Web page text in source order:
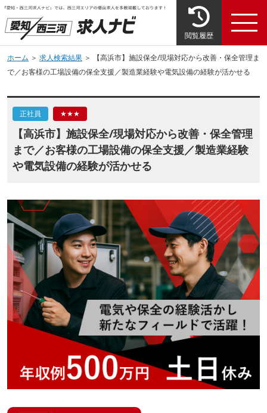
閲覧履歴
ホーム ＞ 求人検索結果 ＞ 【高浜市】施設保全/現場対応から改善・保全管理ま
で／お客様の工場設備の保全支援／製造業経験や電気設備の経験が活かせる
正社員 ★★★
【高浜市】施設保全/現場対応から改善・保全管理
まで／お客様の工場設備の保全支援／製造業経験
や電気設備の経験が活かせる